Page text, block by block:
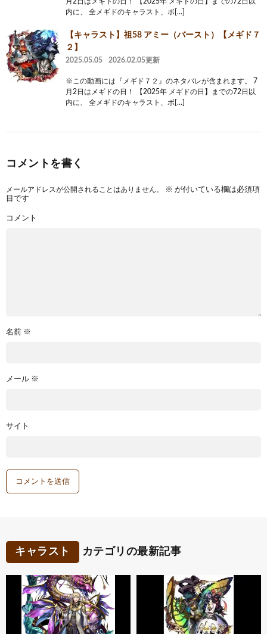
内に、 全メギドのキャラスト、ボ[…]
【キャラスト】祖58 アミー（バースト）【メギド７
２】
2025.05.05 2026.02.05更新
※この動画には『メギド７２』のネタバレが含まれます。 7
月2日はメギドの日！ 【2025年 メギドの日】までの72日以
内に、 全メギドのキャラスト、ボ[…]
コメントを書く
メールアドレスが公開されることはありません。 ※ が付いている欄は必須項
目です
コメント
名前 ※
メール ※
サイト
キャラスト カテゴリの最新記事